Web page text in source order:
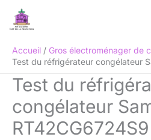
Accueil
Gros électroménager de
Test du réfrigérateur congélateur
Test du
congélateur
RT42CG6724S9
Rechercher